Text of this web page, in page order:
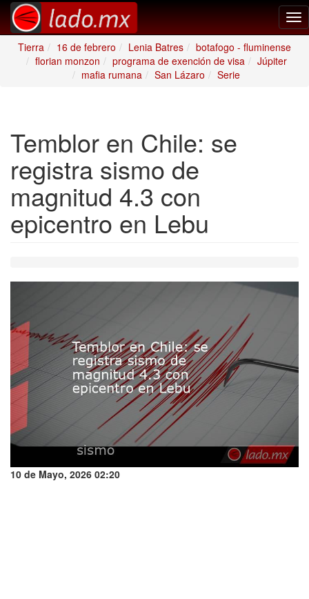
Tierra
16 de febrero Lenia Batres
botafogo - fluminense
florian monzon
programa de exención de visa
Júpiter
mafia rumana
San Lázaro Serie
Temblor en Chile: se
registra sismo de
magnitud 4.3 con
epicentro en Lebu
10 de Mayo, 2026 02:20